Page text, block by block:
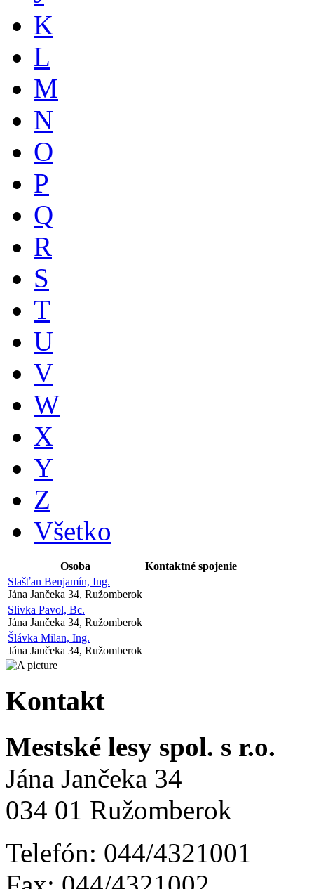
K
L
M
N
O
P
Q
R
S
T
U
V
W
X
Y
Z
Všetko
Osoba
Kontaktné spojenie
Slašťan Benjamín, Ing.
Jána Jančeka 34, Ružomberok
Slivka Pavol, Bc.
Jána Jančeka 34, Ružomberok
Šlávka Milan, Ing.
Jána Jančeka 34, Ružomberok
Kontakt
Mestské lesy spol. s r.o.
Jána Jančeka 34
034 01 Ružomberok
Telefón: 044/4321001